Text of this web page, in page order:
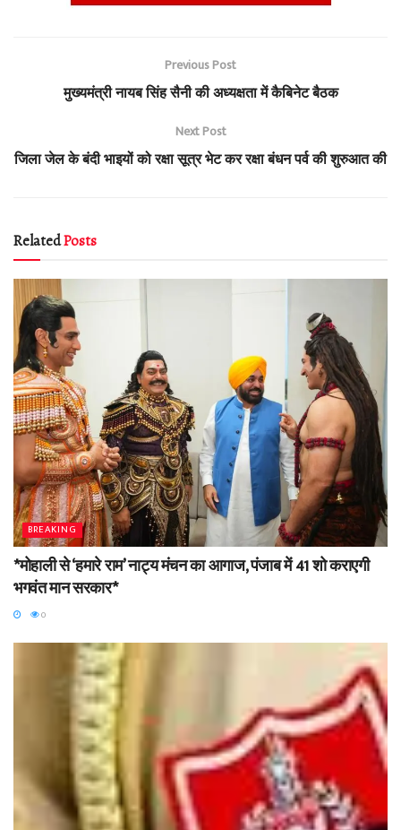
Previous Post
मुख्यमंत्री नायब सिंह सैनी की अध्यक्षता में कैबिनेट बैठक
Next Post
जिला जेल के बंदी भाइयों को रक्षा सूत्र भेट कर रक्षा बंधन पर्व की शुरुआत की
RelatedPosts
BREAKING
*मोहाली से ‘हमारे राम’ नाट्य मंचन का आगाज, पंजाब में 41 शो कराएगी
भगवंत मान सरकार*
0